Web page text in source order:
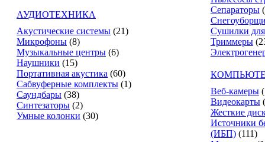
АУДИОТЕХНИКА
Акустические системы (21)
Микрофоны (8)
Музыкальные центры (6)
Наушники (15)
Портативная акустика (60)
Сабвуферные комплекты (1)
Саундбары (38)
Синтезаторы (2)
Умные колонки (30)
Сепараторы
Сушилки
Триммеры
Веб-камеры
Видеокарты
Жесткие
Источники
(ИБП) (111)